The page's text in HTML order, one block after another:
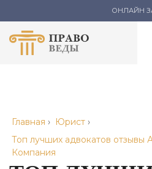
ОНЛАЙН
Главная › Юрист ›
Топ лучших адвокатов отзывы
Компания